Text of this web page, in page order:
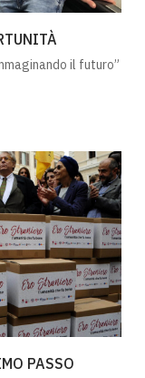
il futuro”
PASSO